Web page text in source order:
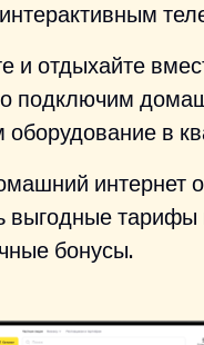
и отдыхайте
подключим
оборудование в
интернет
выгодные тарифы
бонусы.